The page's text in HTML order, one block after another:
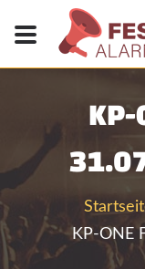
KP-
KP-ONE